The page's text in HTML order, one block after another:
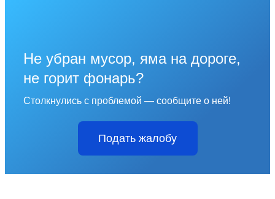
Не убран мусор, яма на дороге,
не горит фонарь?
Столкнулись с проблемой — сообщите о ней!
Подать жалобу